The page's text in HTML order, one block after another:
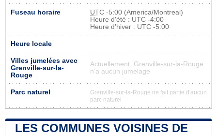
Fuseau horaire UTC -5:00 (America/Montreal)
Heure d'été : UTC -4:00
Heure d'hiver : UTC -5:00
Heure locale
Villes jumelées avec
Grenville-sur-la-
Rouge
Actuellement, Grenville-sur-la-Rouge
n'a aucun jumelage
Parc naturel
Grenville-sur-la-Rouge ne fait partie d'aucun
parc naturel
LES COMMUNES VOISINES DE